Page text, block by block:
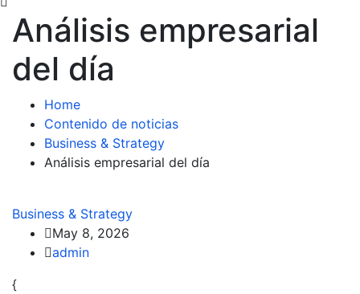
Análisis empresarial
del día
Home
Contenido de noticias
Business & Strategy
Análisis empresarial del día
Business & Strategy
May 8, 2026
admin
{